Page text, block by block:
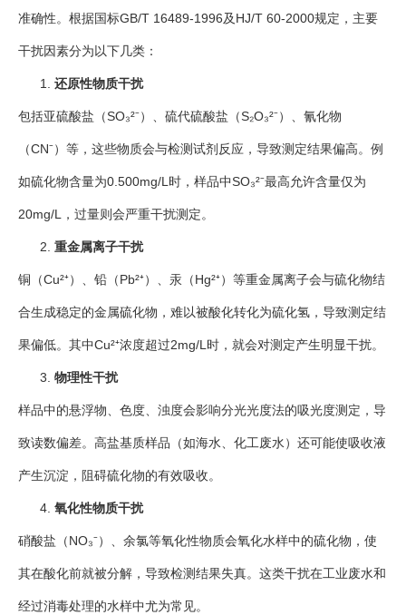
准确性。根据国标GB/T 16489-1996及HJ/T 60-2000规定，主要
干扰因素分为以下几类：
还原性物质干扰
包括亚硫酸盐（SO₃²⁻）、硫代硫酸盐（S₂O₃²⁻）、氰化物
（CN⁻）等，这些物质会与检测试剂反应，导致测定结果偏高。例
如硫化物含量为0.500mg/L时，样品中SO₃²⁻最高允许含量仅为
20mg/L，过量则会严重干扰测定。
重金属离子干扰
铜（Cu²⁺）、铅（Pb²⁺）、汞（Hg²⁺）等重金属离子会与硫化物结
合生成稳定的金属硫化物，难以被酸化转化为硫化氢，导致测定结
果偏低。其中Cu²⁺浓度超过2mg/L时，就会对测定产生明显干扰。
物理性干扰
样品中的悬浮物、色度、浊度会影响分光光度法的吸光度测定，导
致读数偏差。高盐基质样品（如海水、化工废水）还可能使吸收液
产生沉淀，阻碍硫化物的有效吸收。
氧化性物质干扰
硝酸盐（NO₃⁻）、余氯等氧化性物质会氧化水样中的硫化物，使
其在酸化前就被分解，导致检测结果失真。这类干扰在工业废水和
经过消毒处理的水样中尤为常见。